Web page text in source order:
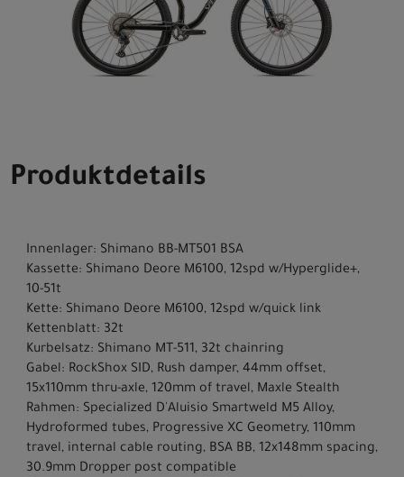
Produktdetails
Innenlager: Shimano BB-MT501 BSA
Kassette: Shimano Deore M6100, 12spd w/Hyperglide+,
10-51t
Kette: Shimano Deore M6100, 12spd w/quick link
Kettenblatt: 32t
Kurbelsatz: Shimano MT-511, 32t chainring
Gabel: RockShox SID, Rush damper, 44mm offset,
15x110mm thru-axle, 120mm of travel, Maxle Stealth
Rahmen: Specialized D'Aluisio Smartweld M5 Alloy,
Hydroformed tubes, Progressive XC Geometry, 110mm
travel, internal cable routing, BSA BB, 12x148mm spacing,
30.9mm Dropper post compatible